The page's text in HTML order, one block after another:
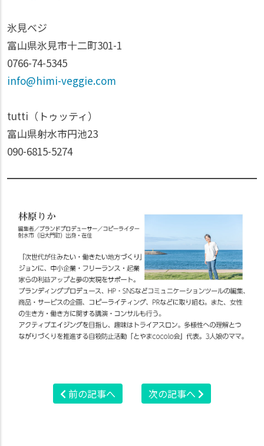
氷見ベジ
富山県氷見市十二町301-1
0766-74-5345
info@himi-veggie.com
tutti（トゥッティ）
富山県射水市円池23
090-6815-5274
前の記事へ 次の記事へ